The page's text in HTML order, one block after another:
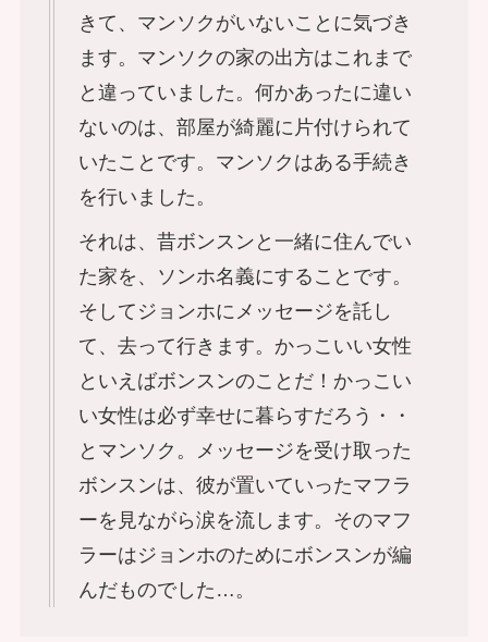
きて、マンソクがいないことに気づき
ます。マンソクの家の出方はこれまで
と違っていました。何かあったに違い
ないのは、部屋が綺麗に片付けられて
いたことです。マンソクはある手続き
を行いました。
それは、昔ボンスンと一緒に住んでい
た家を、ソンホ名義にすることです。
そしてジョンホにメッセージを託し
て、去って行きます。かっこいい女性
といえばボンスンのことだ！かっこい
い女性は必ず幸せに暮らすだろう・・
とマンソク。メッセージを受け取った
ボンスンは、彼が置いていったマフラ
ーを見ながら涙を流します。そのマフ
ラーはジョンホのためにボンスンが編
んだものでした…。